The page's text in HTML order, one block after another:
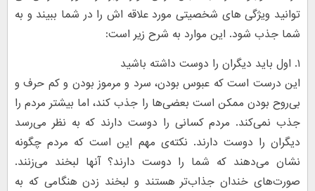
توانید ویژگی های شخصیتی مورد علاقه اش را در شما ببیند و به
شما جذب شود. این موارد به شرح زیر است:
۱. اول باید دیگران را دوست داشته باشید
این درست است که عبوس بودن، سرد و مرموز بودن و کم حرف و
بی‌روح بودن ممکن است بعضی‌ها را جذب کند، اما بیشتر مردم را
جذب نمی‌کند. مردم کسانی را دوست دارند که به نظر می‌رسد
دیگران را دوست دارند. نکته‌ی مهم این است که مردم چگونه
نشان می‌دهند که شما را دوست دارند؟ آنها لبخند می‌زنند.
صورت‌های خندان جذاب‌تر هستند و لبخند زدن هنگامی که به